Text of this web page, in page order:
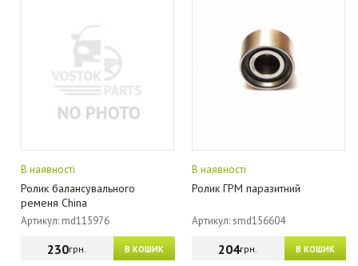
В наявності
Ролик балансувального
ременя China
Артикул: md115976
В КОШИК
230грн.
В наявності
Ролик ГРМ паразитний
Артикул: smd156604
В КОШИК
204грн.